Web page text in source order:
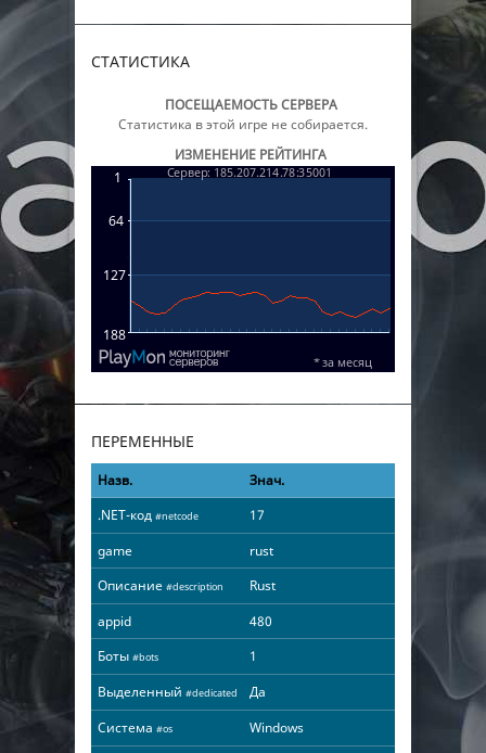
СТАТИСТИКА
ПОСЕЩАЕМОСТЬ СЕРВЕРА
Статистика в этой игре не собирается.
ИЗМЕНЕНИЕ РЕЙТИНГА
ПЕРЕМЕННЫЕ
Назв.
Знач.
.NET-код #netcode
17
game
rust
Описание #description
Rust
appid
480
Боты #bots
1
Выделенный #dedicated
Да
Система #os
Windows